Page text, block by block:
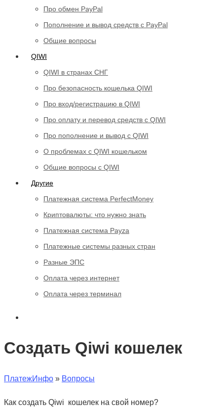
Про обмен PayPal
Пополнение и вывод средств с PayPal
Общие вопросы
QIWI
QIWI в странах СНГ
Про безопасность кошелька QIWI
Про вход/регистрацию в QIWI
Про оплату и перевод средств c QIWI
Про пополнение и вывод с QIWI
О проблемах с QIWI кошельком
Общие вопросы с QIWI
Другие
Платежная система PerfectMoney
Криптовалюты: что нужно знать
Платежная система Payza
Платежные системы разных стран
Разные ЭПС
Оплата через интернет
Оплата через терминал
Создать Qiwi кошелек
ПлатежИнфо » Вопросы
Как создать Qiwi кошелек на свой номер?